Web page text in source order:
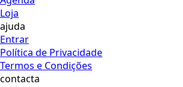
Loja
ajuda
Entrar
Política de Privacidade
Termos e Condições
contacta